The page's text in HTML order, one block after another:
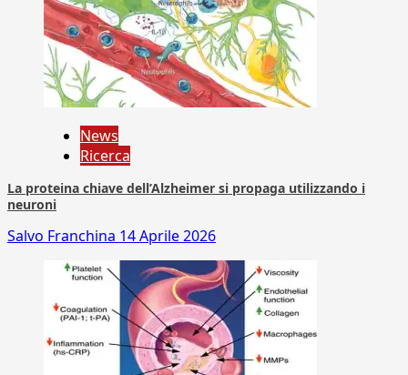
News
Ricerca
La proteina chiave dell’Alzheimer si propaga utilizzando i
neuroni
Salvo Franchina 14 Aprile 2026